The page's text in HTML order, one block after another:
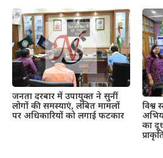
जनता दरबार में उपायुक्त ने सुनीं
लोगों की समस्याएं, लंबित मामलों
पर अधिकारियों को लगाई फटकार
विश्व
का